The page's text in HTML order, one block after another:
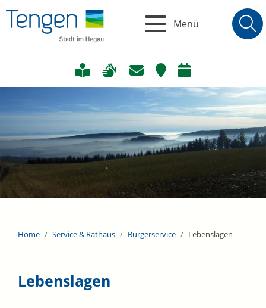
Menü
Home Service & Rathaus Bürgerservice Lebenslagen
Lebenslagen